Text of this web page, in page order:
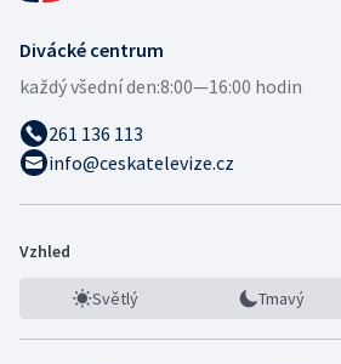
Divácké centrum
každý všední den:8:00—16:00 hodin
261 136 113
info@ceskatelevize.cz
Vzhled
Světlý Tmavý